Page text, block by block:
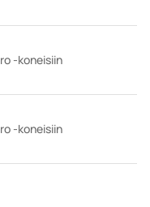
-koneisiin
-koneisiin